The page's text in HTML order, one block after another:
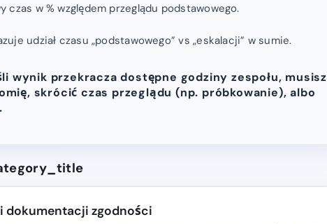
czas w % względem przeglądu podstawowego.
udział czasu „podstawowego” vs „eskalacji” w sumie.
wynik przekracza dostępne godziny zespołu, musisz
skrócić czas przeglądu (np. próbkowanie), albo
dokumentacji zgodności